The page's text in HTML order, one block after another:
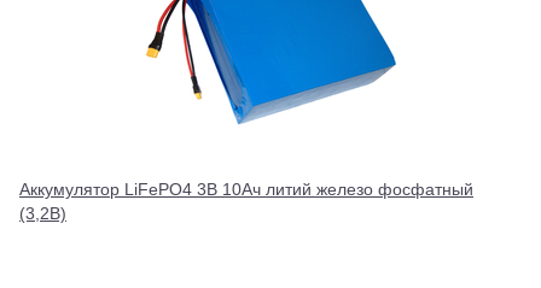
Аккумулятор LiFePO4 3В 10Ач литий железо фосфатный
(3,2В)